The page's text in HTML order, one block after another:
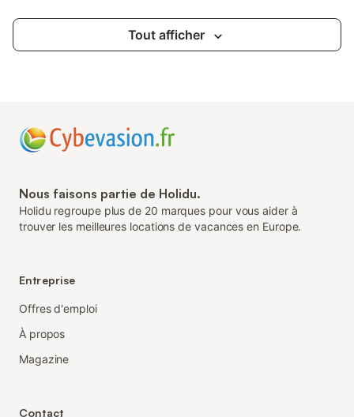
Tout afficher
Nous faisons partie de Holidu.
Holidu regroupe plus de 20 marques pour vous aider à
trouver les meilleures locations de vacances en Europe.
Entreprise
Offres d'emploi
À propos
Magazine
Contact